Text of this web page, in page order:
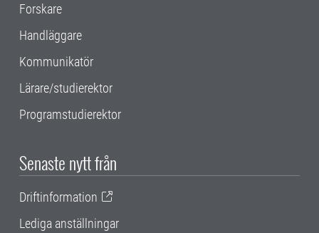
Forskare
Handläggare
Kommunikatör
Lärare/studierektor
Programstudierektor
Senaste nytt från
Driftinformation
Lediga anställningar